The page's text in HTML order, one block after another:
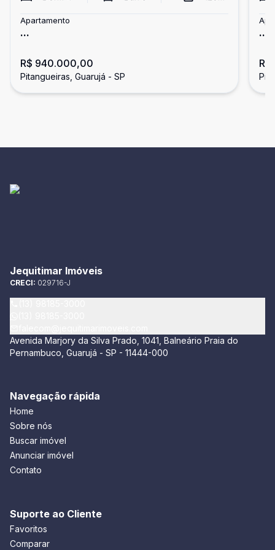
Apartamento
...
R$ 940.000,00
Pitangueiras, Guarujá - SP
...
Jequitimar Imóveis
CRECI: 029716-J
Avenida Marjory da Silva Prado, 1041, Balneário Praia do
Pernambuco, Guarujá - SP - 11444-000
Navegação rápida
Home
Sobre nós
Buscar imóvel
Anunciar imóvel
Contato
Suporte ao Cliente
Favoritos
Comparar